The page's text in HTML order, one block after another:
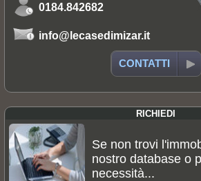
0184.842682
info@lecasedimizar.it
CONTATTI
RICHIEDI
Se non trovi
nostro database o
necessità...